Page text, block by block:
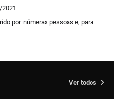
por inúmeras pessoas e, para
Ver todos